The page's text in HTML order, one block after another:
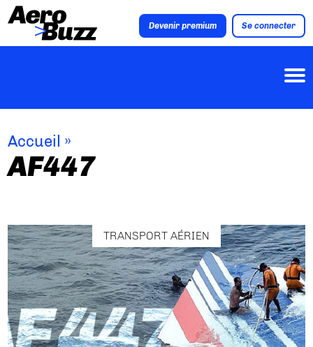
Devenir premium Se connecter
Accueil »
AF447
TRANSPORT AÉRIEN